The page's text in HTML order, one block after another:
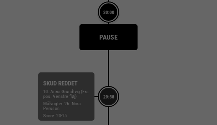
30:00
PAUSE
29:58
SKUD REDDET
10. Anna Grundtvig (Fra
pos. Venstre fløj)
Målvogter: 26. Nora
Persson
Score: 20-15